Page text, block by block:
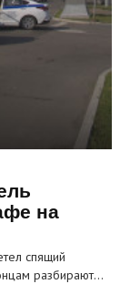
на
спящий
разбирают…